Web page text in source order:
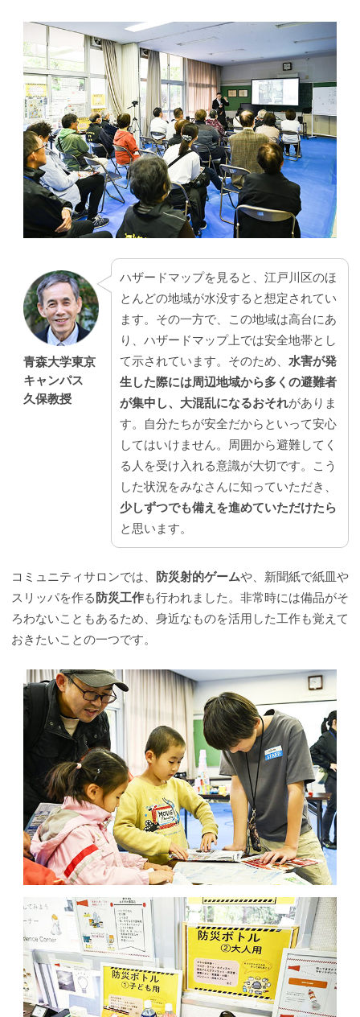
青森大学東京
キャンパス
久保教授
ハザードマップを見ると、江戸川区のほ
とんどの地域が水没すると想定されてい
ます。その一方で、この地域は高台にあ
り、ハザードマップ上では安全地帯とし
て示されています。そのため、 水害が発
生した際には周辺地域から多くの避難者
が集中し、大混乱になるおそれがありま
す。自分たちが安全だからといって安心
してはいけません。周囲から避難してく
る人を受け入れる意識が大切です。こう
した状況をみなさんに知っていただき、
少しずつでも備えを進めていただけたら
と思います。
コミュニティサロンでは、 防災射的ゲームや、新聞紙で紙皿や
スリッパを作る 防災工作も行われました。非常時には備品がそ
ろわないこともあるため、身近なものを活用した工作も覚えて
おきたいことの一つです。